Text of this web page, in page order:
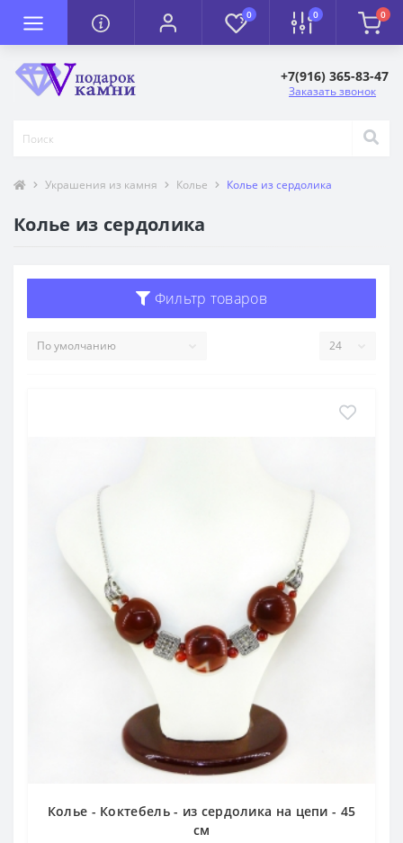
0 0 0
+7(916) 365-83-47
Заказать звонок
Украшения из камня Колье Колье из сердолика
Колье из сердолика
Фильтр товаров
Колье - Коктебель - из сердолика на цепи - 45
см